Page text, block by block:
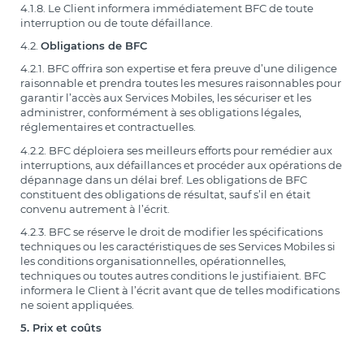
4.1.8. Le Client informera immédiatement BFC de toute
interruption ou de toute défaillance.
4.2. Obligations de BFC
4.2.1. BFC offrira son expertise et fera preuve d’une diligence
raisonnable et prendra toutes les mesures raisonnables pour
garantir l’accès aux Services Mobiles, les sécuriser et les
administrer, conformément à ses obligations légales,
réglementaires et contractuelles.
4.2.2. BFC déploiera ses meilleurs efforts pour remédier aux
interruptions, aux défaillances et procéder aux opérations de
dépannage dans un délai bref. Les obligations de BFC
constituent des obligations de résultat, sauf s’il en était
convenu autrement à l’écrit.
4.2.3. BFC se réserve le droit de modifier les spécifications
techniques ou les caractéristiques de ses Services Mobiles si
les conditions organisationnelles, opérationnelles,
techniques ou toutes autres conditions le justifiaient. BFC
informera le Client à l’écrit avant que de telles modifications
ne soient appliquées.
5. Prix et coûts